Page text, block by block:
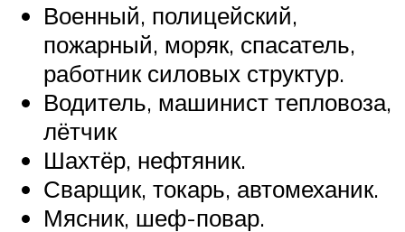
Военный, полицейский,
пожарный, моряк, спасатель,
работник силовых структур.
Водитель, машинист тепловоза,
лётчик
Шахтёр, нефтяник.
Сварщик, токарь, автомеханик.
Мясник, шеф-повар.